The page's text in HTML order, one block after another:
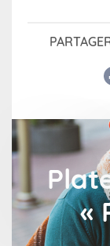
«